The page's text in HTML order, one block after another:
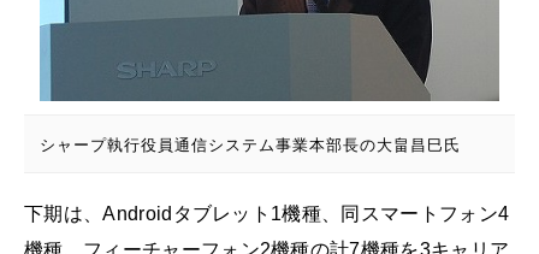
シャープ執行役員通信システム事業本部長の大畠昌巳氏
下期は、Androidタブレット1機種、同スマートフォン4
機種、フィーチャーフォン2機種の計7機種を3キャリア